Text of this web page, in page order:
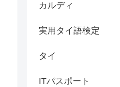
カルディ
実用タイ語検定
タイ
ITパスポート